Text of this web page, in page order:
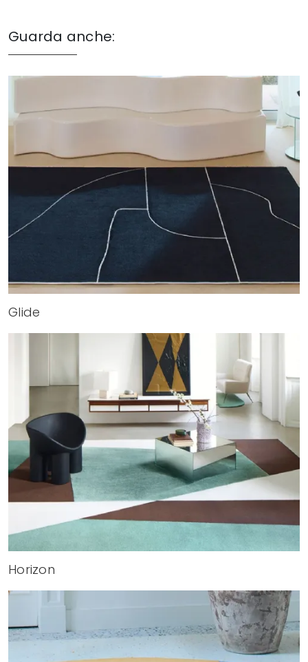
Guarda anche:
Glide
Horizon